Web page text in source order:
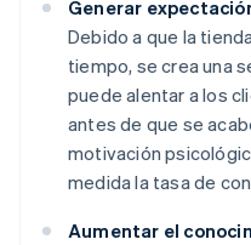
Generar
Debido a que la
tiempo, se crea una
puede alentar a los
antes de que se
motivación
medida la tasa de
Aumentar el